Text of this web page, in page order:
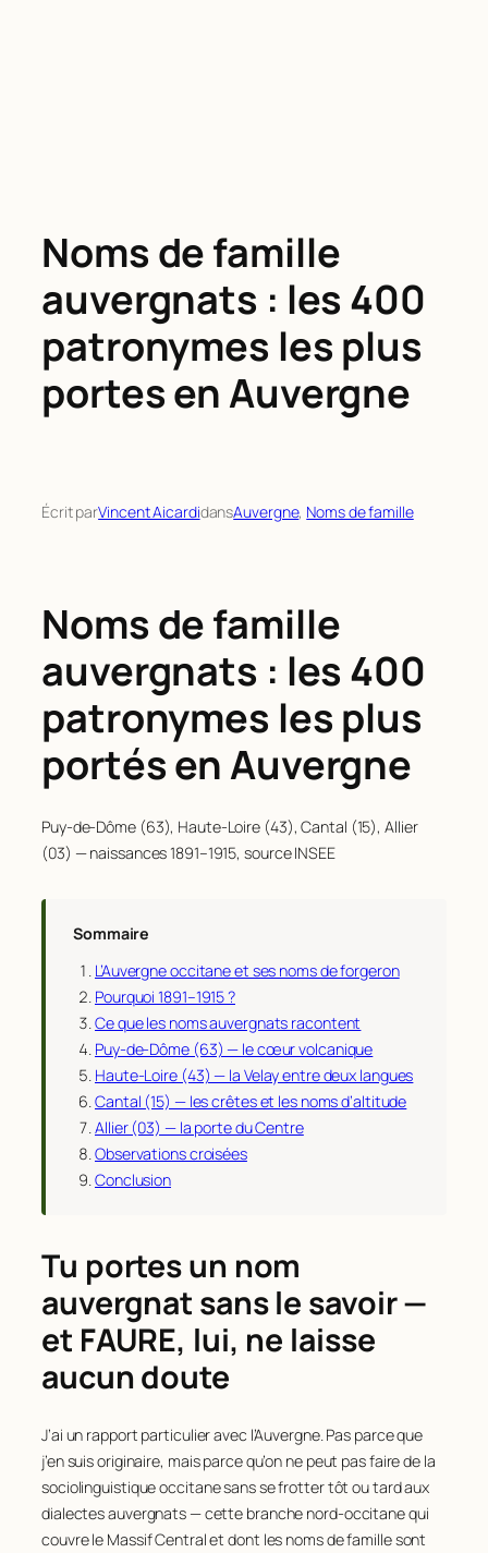
Noms de famille
auvergnats : les 400
patronymes les plus
portes en Auvergne
Écrit parVincent AicardidansAuvergne, Noms de famille
Noms de famille
auvergnats : les 400
patronymes les plus
portés en Auvergne
Puy-de-Dôme (63), Haute-Loire (43), Cantal (15), Allier
(03) — naissances 1891–1915, source INSEE
Sommaire
L’Auvergne occitane et ses noms de forgeron
Pourquoi 1891–1915 ?
Ce que les noms auvergnats racontent
Puy-de-Dôme (63) — le cœur volcanique
Haute-Loire (43) — la Velay entre deux langues
Cantal (15) — les crêtes et les noms d’altitude
Allier (03) — la porte du Centre
Observations croisées
Conclusion
Tu portes un nom
auvergnat sans le savoir —
et FAURE, lui, ne laisse
aucun doute
J’ai un rapport particulier avec l’Auvergne. Pas parce que
j’en suis originaire, mais parce qu’on ne peut pas faire de la
sociolinguistique occitane sans se frotter tôt ou tard aux
dialectes auvergnats — cette branche nord-occitane qui
couvre le Massif Central et dont les noms de famille sont